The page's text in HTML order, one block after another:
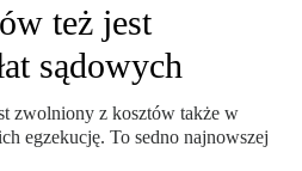
też jest
sądowych
zwolniony z kosztów także w
egzekucję. To sedno najnowszej